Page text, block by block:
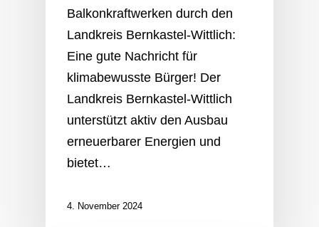
Balkonkraftwerken durch den
Landkreis Bernkastel-Wittlich:
Eine gute Nachricht für
klimabewusste Bürger! Der
Landkreis Bernkastel-Wittlich
unterstützt aktiv den Ausbau
erneuerbarer Energien und
bietet…
4. November 2024